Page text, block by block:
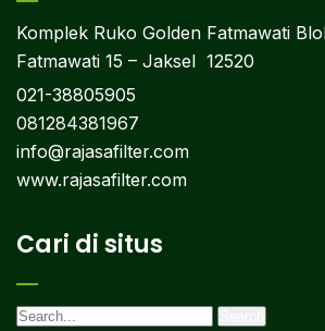
Komplek Ruko Golden Fatmawati
Fatmawati 15 – Jaksel 12520
021-38805905
081284381967
info@rajasafilter.com
www.rajasafilter.com
Cari di situs